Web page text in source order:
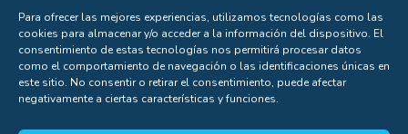
Para ofrecer las mejores experiencias, utilizamos tecnologías como las
cookies para almacenar y/o acceder a la información del dispositivo. El
consentimiento de estas tecnologías nos permitirá procesar datos
como el comportamiento de navegación o las identificaciones únicas en
este sitio. No consentir o retirar el consentimiento, puede afectar
negativamente a ciertas características y funciones.
Puede obtener información extensa sobre el uso que le damos a sus datos personales
consultando nuestraPolítica de Privacidad.